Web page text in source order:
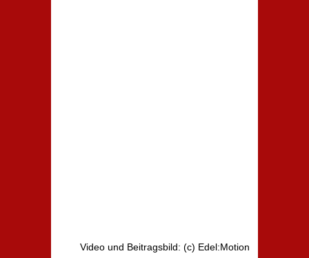
Video und Beitragsbild: (c) Edel:Motion